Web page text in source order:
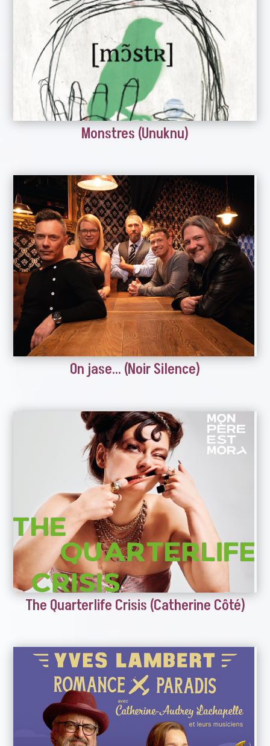
Monstres (Unuknu)
On jase… (Noir Silence)
The Quarterlife Crisis (Catherine Côté)